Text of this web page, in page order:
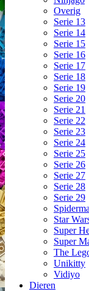
Overig
Serie 13
Serie 14
Serie 15
Serie 16
Serie 17
Serie 18
Serie 19
Serie 20
Serie 21
Serie 22
Serie 23
Serie 24
Serie 25
Serie 26
Serie 27
Serie 28
Serie 29
Star
Super
Super
The
Unikitty
Vidiyo
Dieren